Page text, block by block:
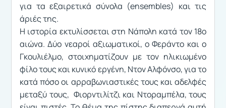
για τα εξαιρετικά σύνολα (ensembles) και τις
άριές της.
Η ιστορία εκτυλίσσεται στη Νάπολη κατά τον 18ο
αιώνα. Δύο νεαροί αξιωματικοί, ο Φεράντο και ο
Γκουλιέλμο, στοιχηματίζουν με τον ηλικιωμένο
φίλο τους και κυνικό εργένη, Ντον Αλφόνσο, για το
κατά πόσο οι αρραβωνιαστικές τους και αδελφές
μεταξύ τους, Φιορντιλίτζι και Ντοραμπέλα, τους